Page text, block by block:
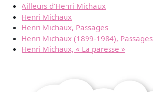
Ailleurs d'Henri Michaux
Henri Michaux
Henri Michaux, Passages
Henri Michaux (1899-1984), Passages
Henri Michaux, « La paresse »